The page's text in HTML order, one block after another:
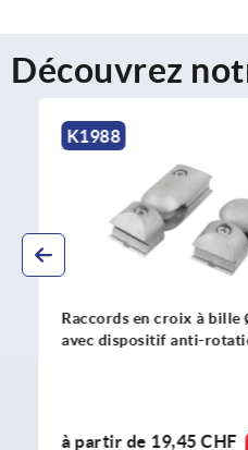
Découvrez
K1988
Raccords en croix à bille
avec dispositif anti-rotation
à partir de 19,45 CHF